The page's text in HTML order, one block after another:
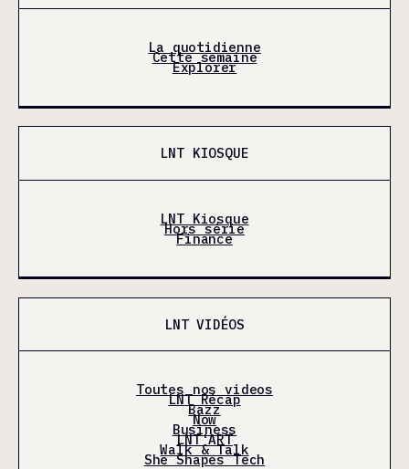
La quotidienne
Cette semaine
Explorer
LNT KIOSQUE
LNT Kiosque
Hors série
Finance
LNT VIDÉOS
Toutes nos videos
LNT Récap
Bazz
Now
Business
LNT'ART
Walk & Talk
She Shapes Tech